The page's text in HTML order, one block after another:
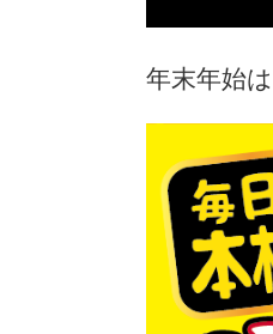
年末年始